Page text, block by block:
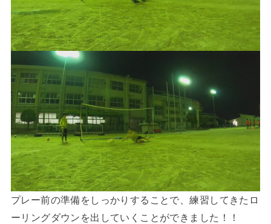
プレー前の準備をしっかりすることで、練習してきたロ
ーリングダウンを出していくことができました！！